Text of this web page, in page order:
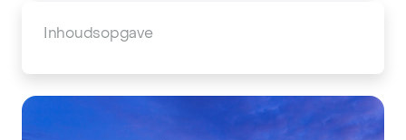
Inhoudsopgave